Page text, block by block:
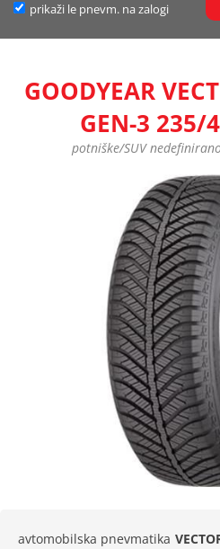
prikaži le pnevm. na zalogi
GOODYEAR
GEN-3 235/
potniške/SUV
avtomobilska pnevmatika